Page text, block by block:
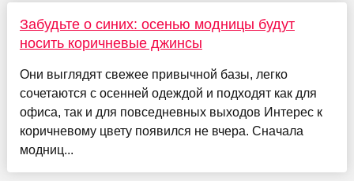
Забудьте о синих: осенью модницы будут
носить коричневые джинсы
Они выглядят свежее привычной базы, легко
сочетаются с осенней одеждой и подходят как для
офиса, так и для повседневных выходов Интерес к
коричневому цвету появился не вчера. Сначала
модниц...